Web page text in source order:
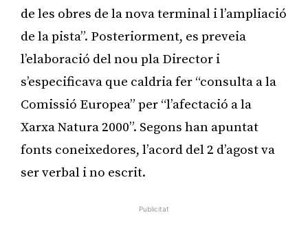
de les obres de la nova terminal i l’ampliació
de la pista”. Posteriorment, es preveia
l’elaboració del nou pla Director i
s’especificava que caldria fer “consulta a la
Comissió Europea” per “l’afectació a la
Xarxa Natura 2000”. Segons han apuntat
fonts coneixedores, l’acord del 2 d’agost va
ser verbal i no escrit.
Publicitat